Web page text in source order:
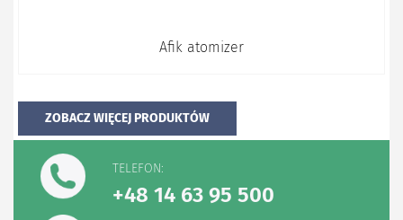
Afik atomizer
ZOBACZ WIĘCEJ PRODUKTÓW
TELEFON:
+48 14 63 95 500